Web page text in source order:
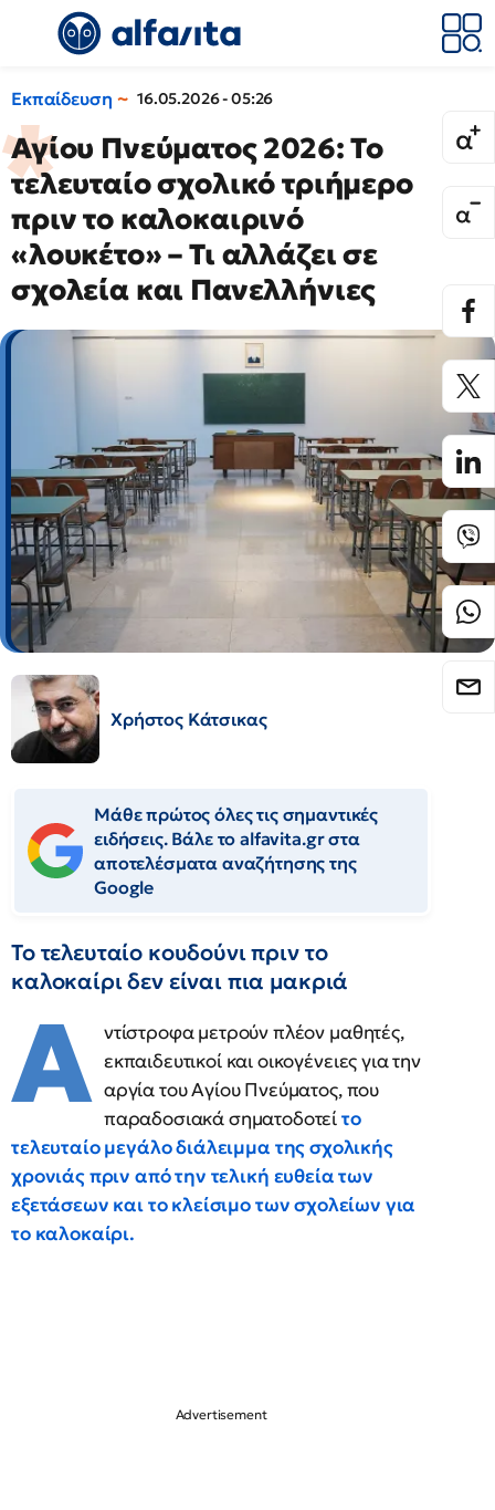
Εκπαίδευση 16.05.2026 - 05:26
Αγίου Πνεύματος 2026: Το
τελευταίο σχολικό τριήμερο
πριν το καλοκαιρινό
«λουκέτο» – Τι αλλάζει σε
σχολεία και Πανελλήνιες
Χρήστος Κάτσικας
Μάθε πρώτος όλες τις σημαντικές
ειδήσεις. Βάλε το alfavita.gr στα
αποτελέσματα αναζήτησης της
Google
Το τελευταίο κουδούνι πριν το
καλοκαίρι δεν είναι πια μακριά
Α ντίστροφα μετρούν πλέον μαθητές,
εκπαιδευτικοί και οικογένειες για την
αργία του Αγίου Πνεύματος, που
παραδοσιακά σηματοδοτείτο
τελευταίο μεγάλο διάλειμμα της σχολικής
χρονιάς πριν από την τελική ευθεία των
εξετάσεων και το κλείσιμο των σχολείων για
το καλοκαίρι.